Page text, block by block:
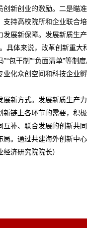
新创业的激励。二是瞄
持高校院所和企业联合
展新保障。发展新质生
具体来说，改革创新重
”“包干制”“负面清单”等
化众创空间和科技企业
新方式。发展新质生产
链上各环节的需要，积
补、联合发展的创新共
。通过共建海外创新中
济研究院院长）